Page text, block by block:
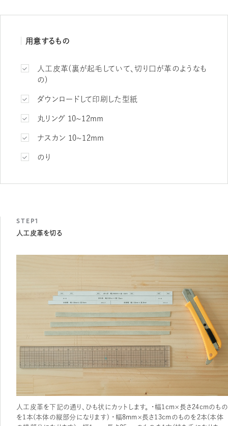
用意するもの
人工皮革（裏が起毛していて、切り口が革のようなも
の）
ダウンロードして印刷した型紙
丸リング 10～12mm
ナスカン 10～12mm
のり
STEP1
人工皮革を切る
人工皮革を下記の通り、ひも状にカットします。 ・幅1cm×長さ24cmのもの
を1本（本体の縦部分になります） ・幅8mm×長さ13cmのものを2本（本体